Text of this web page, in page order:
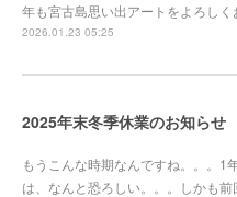
年も宮古島思い出アートをよろしく
2026.01.23 05:25
2025年末冬季休業のお知らせ
もうこんな時期なんですね。。。1
は、なんと恐ろしい。。。しかも前